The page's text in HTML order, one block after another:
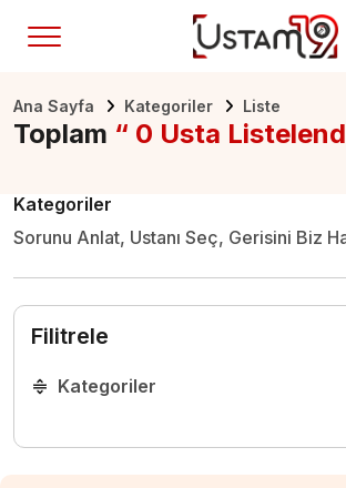
Ana Sayfa Kategoriler Liste
Toplam “ 0 Usta
Kategoriler
Sorunu Anlat, Ustanı Seç, Gerisini Biz
Filitrele
Kategoriler